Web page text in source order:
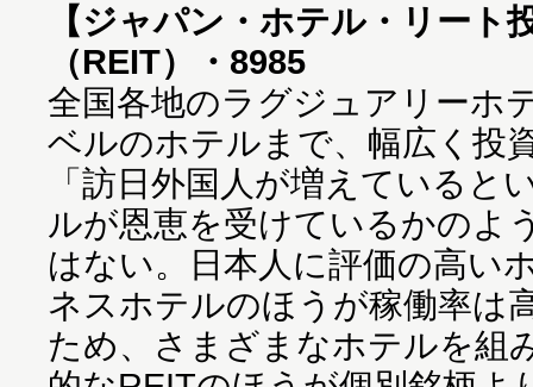
【ジャパン・ホテル・リート
（REIT）・8985
全国各地のラグジュアリーホ
ベルのホテルまで、幅広く投
「訪日外国人が増えていると
ルが恩恵を受けているかのよ
はない。日本人に評価の高い
ネスホテルのほうが稼働率は
ため、さまざまなホテルを組